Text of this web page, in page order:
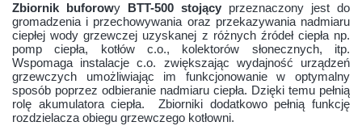
Zbiornik buforowy BTT-500 stojący przeznaczony jest do
gromadzenia i przechowywania oraz przekazywania nadmiaru
ciepłej wody grzewczej uzyskanej z różnych źródeł ciepła np.
pomp ciepła, kotłów c.o., kolektorów słonecznych, itp.
Wspomaga instalacje c.o. zwiększając wydajność urządzeń
grzewczych umożliwiając im funkcjonowanie w optymalny
sposób poprzez odbieranie nadmiaru ciepła. Dzięki temu pełnią
rolę akumulatora ciepła. Zbiorniki dodatkowo pełnią funkcję
rozdzielacza obiegu grzewczego kotłowni.